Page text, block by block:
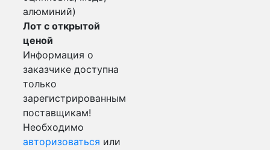
алюминий)
Лот с открытой
ценой
Информация о
заказчике доступна
только
зарегистрированным
поставщикам!
Необходимо
авторизоваться или